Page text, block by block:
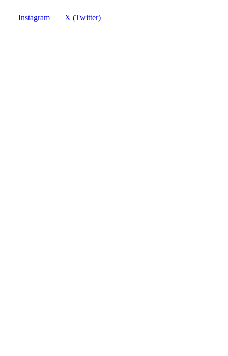
Instagram X (Twitter)